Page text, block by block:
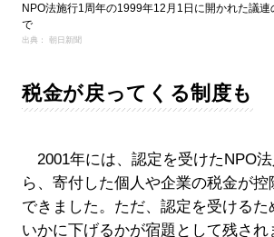
NPO法施行1周年の1999年12月1日に開かれた議
で
出典： 朝日新聞
税金が戻ってくる制度も
2001年には、認定を受けたNPO
ら、寄付した個人や企業の税金が
できました。ただ、認定を受けるた
いかに下げるかが宿題として残され